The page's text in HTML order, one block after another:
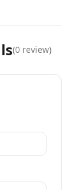
(0 review)